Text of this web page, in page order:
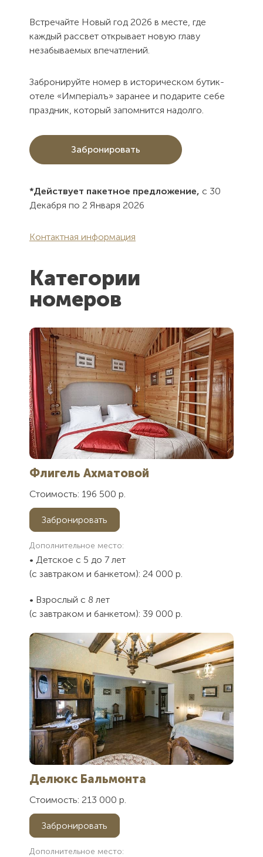
Как Вас
зовут?
почта
Сообщение
Отправляя
форму Вы
с
пользовательским
соглашением
Отправить
Как Вас
зовут?
телефон
Сообщение
Отправляя
форму Вы
с
пользовательским
соглашением
Отправить
Спасибо, мы
перезвоним.
Закрыть
Встречайте Новый год 2026 в месте, где
каждый рассвет открывает новую главу
незабываемых впечатлений.
Забронируйте номер в историческом бутик-
отеле «Имперiалъ» заранее и подарите себе
праздник, который запомнится надолго.
Забронировать
*Действует пакетное предложение, с 30
Декабря по 2 Января 2026
Контактная информация
Категории
номеров
Флигель Ахматовой
Стоимость: 196 500 р.
Забронировать
Дополнительное место:
• Детское с 5 до 7 лет
(с завтраком и банкетом): 24 000 р.
• Взрослый с 8 лет
(с завтраком и банкетом): 39 000 р.
Делюкс Бальмонта
Стоимость: 213 000 р.
Забронировать
Дополнительное место: